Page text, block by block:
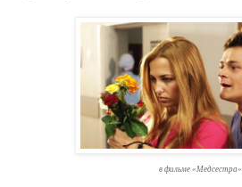
в фильме «Медсестра»